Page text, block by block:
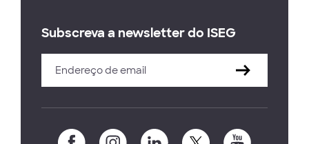
Subscreva a newsletter do ISEG